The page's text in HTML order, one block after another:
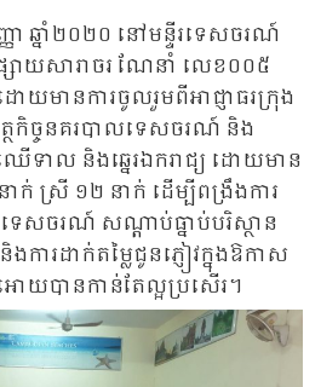
ា ឆ្នាំ២០២០ នៅមន្ទីរទេសចរណ៍
ផ្សាយសារាចរ ណែនាំ លេខ០០៥
មានការចូលរួមពីអាជ្ញាធរក្រុង
ថកិច្ចនគរបាលទេសចរណ៍ និង
ើទាល និងឆ្នេរឯករាជ្យ ដោយមាន
ស្រី ១២ នាក់ ដើម្បីពង្រឹងការ
ទេសចរណ៍ សណ្តាប់ធ្នាប់បរិស្ថាន
ការដាក់តម្លៃជូនភ្ញៀវក្នុងឱកាស
ោយបានកាន់តែល្អប្រសើរ។